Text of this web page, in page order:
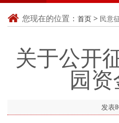
您现在的位置： 首页 > 民意
关于公开
园
发表